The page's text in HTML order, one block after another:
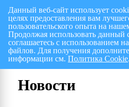
Перспективный план работ на I
Новости
Данный веб-сайт использует
целях предоставления вам
пользовательского опыта на
Продолжая использовать данный
соглашаетесь с использованием
файлов. Для получения
информации см.Политика Cookie.